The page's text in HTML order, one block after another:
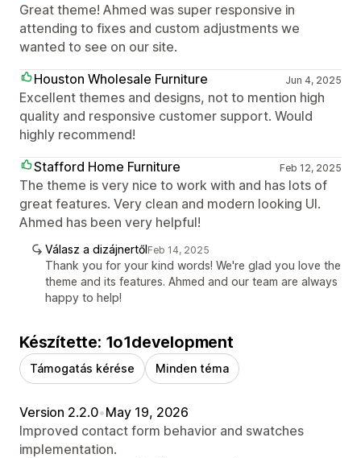
Great theme! Ahmed was super responsive in
attending to fixes and custom adjustments we
wanted to see on our site.
Houston Wholesale Furniture
Jun 4, 2025
Excellent themes and designs, not to mention high
quality and responsive customer support. Would
highly recommend!
Stafford Home Furniture
Feb 12, 2025
The theme is very nice to work with and has lots of
great features. Very clean and modern looking UI.
Ahmed has been very helpful!
Válasz a dizájnertőlFeb 14, 2025
Thank you for your kind words! We're glad you love the
theme and its features. Ahmed and our team are always
happy to help!
Készítette: 1o1development
Támogatás kérése Minden téma
Version 2.2.0•May 19, 2026
Improved contact form behavior and swatches
implementation.